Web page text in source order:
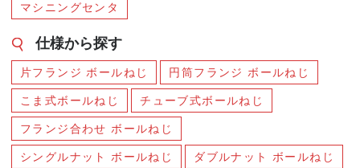
マシニングセンタ
仕様から探す
片フランジ ボールねじ 円筒フランジ ボールねじ
こま式ボールねじ チューブ式ボールねじ
フランジ合わせ ボールねじ
シングルナット ボールねじ ダブルナット ボールねじ